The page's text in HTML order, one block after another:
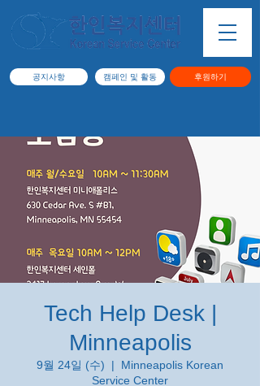
공지사항 캠페인 및 활동 후원하기
Tech Help Desk |
Minneapolis
9월 24일 (수)
  |
Minneapolis Korean
Service Center